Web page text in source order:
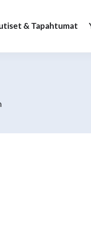
& Tapahtumat